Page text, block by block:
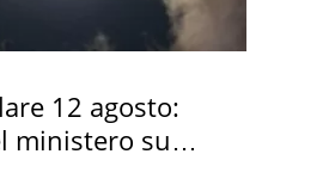
12 agosto:
ministero su